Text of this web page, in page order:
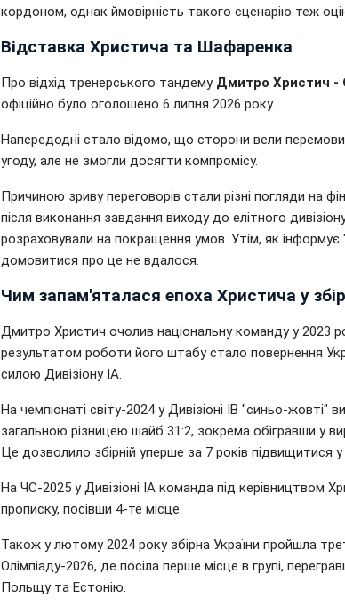
кордоном, однак ймовірність такого сценарію теж
Відставка Христича та Шафаренка
Про відхід тренерського тандему Дмитро Христич -
офіційно було оголошено 6 липня 2026 року.
Напередодні стало відомо, що сторони вели
угоду, але не змогли досягти компромісу.
Причиною зриву переговорів стали різні погляди на
після виконання завдання виходу до елітного
розраховували на покращення умов. Утім, як інформує
домовитися про це не вдалося.
Чим запам'яталася епоха Христича у
Дмитро Христич очолив національну команду у 2023
результатом роботи його штабу стало повернення
силою Дивізіону IA.
На чемпіонаті світу-2024 у Дивізіоні IB "синьо-жовті"
загальною різницею шайб 31:2, зокрема обігравши у
Це дозволило збірній уперше за 7 років підвищитися у
На ЧС-2025 у Дивізіоні ІА команда під керівництвом
прописку, посівши 4-те місце.
Також у лютому 2024 року збірна України пройшла
Олімпіаду-2026, де посіла перше місце в групі,
Польщу та Естонію.